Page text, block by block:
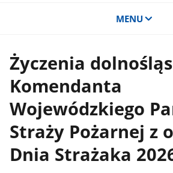
MENU
Życzenia
Komendanta
Wojewódzkiego
Straży Pożarnej z
Dnia Strażaka